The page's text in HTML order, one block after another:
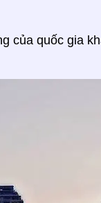
của quốc gia